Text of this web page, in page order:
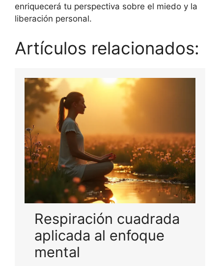
enriquecerá tu perspectiva sobre el miedo y la
liberación personal.
Artículos relacionados:
Respiración cuadrada
aplicada al enfoque
mental